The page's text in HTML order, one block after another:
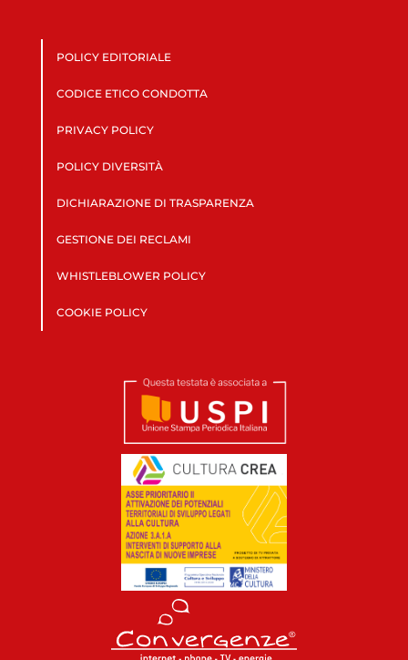
POLICY EDITORIALE
CODICE ETICO CONDOTTA
PRIVACY POLICY
POLICY DIVERSITÀ
DICHIARAZIONE DI TRASPARENZA
GESTIONE DEI RECLAMI
WHISTLEBLOWER POLICY
COOKIE POLICY